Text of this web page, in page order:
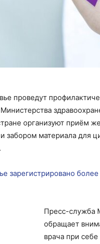
проведут
Министерства
организуют приём
забором материала для
зарегистрировано
Пресс-служба
обращает
врача при